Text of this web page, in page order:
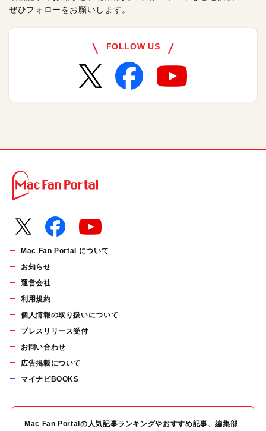
ぜひフォローをお願いします。
FOLLOW US
Mac Fan Portal について
お知らせ
運営会社
利用規約
個人情報の取り扱いについて
プレスリリース受付
お問い合わせ
広告掲載について
マイナビBOOKS
Mac Fan Portalの人気記事ランキングやおすすめ記事、編集部